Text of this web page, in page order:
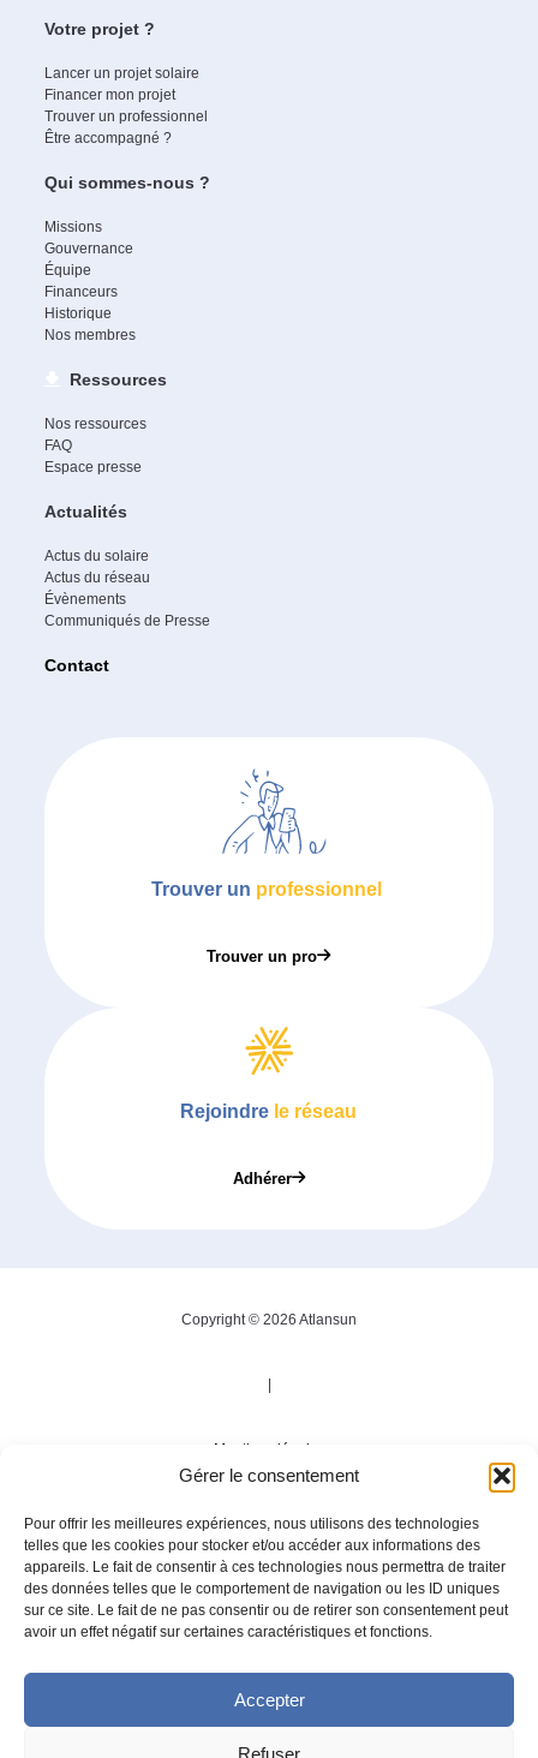
Gérer le consentement
Pour offrir les meilleures expériences, nous utilisons des technologies
telles que les cookies pour stocker et/ou accéder aux informations des
appareils. Le fait de consentir à ces technologies nous permettra de traiter
des données telles que le comportement de navigation ou les ID uniques
sur ce site. Le fait de ne pas consentir ou de retirer son consentement peut
avoir un effet négatif sur certaines caractéristiques et fonctions.
Accepter
Refuser
Votre projet ?
Lancer un projet solaire
Financer mon projet
Trouver un professionnel
Être accompagné ?
Qui sommes-nous ?
Missions
Gouvernance
Équipe
Financeurs
Historique
Nos membres
Ressources
Nos ressources
FAQ
Espace presse
Actualités
Actus du solaire
Actus du réseau
Évènements
Communiqués de Presse
Contact
Trouver un professionnel
Trouver un pro
Rejoindre le réseau
Adhérer
Copyright © 2026 Atlansun
|
Mentions légales
Politique de confidentialité
DéveloppementAgence Tool